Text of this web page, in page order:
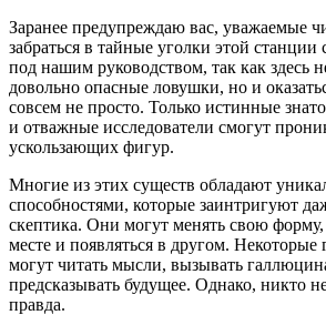
Заранее предупреждаю вас, уважаемые
забраться в тайные уголки этой станции
под нашим руководством, так как здесь
довольно опасные ловушки, но и
совсем не просто. Только истинные
и отважные исследователи смогут
ускользающих фигур.
Многие из этих существ обладают
способностями, которые заинтригуют
скептика. Они могут менять свою форму,
месте и появляться в другом. Некоторые
могут читать мысли, вызывать галлюц
предсказывать будущее. Однако, никто
правда.